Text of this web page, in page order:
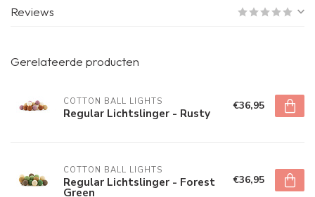
Reviews
Gerelateerde producten
COTTON BALL LIGHTS
Regular Lichtslinger - Rusty €36,95
COTTON BALL LIGHTS
Regular Lichtslinger - Forest
Green
€36,95